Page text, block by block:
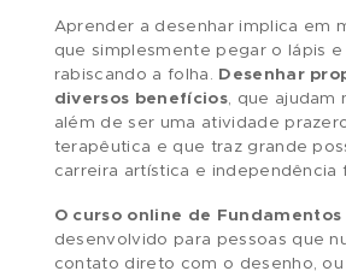
INSCREVA-
Aprender a desenhar
que simplesmente pegar o